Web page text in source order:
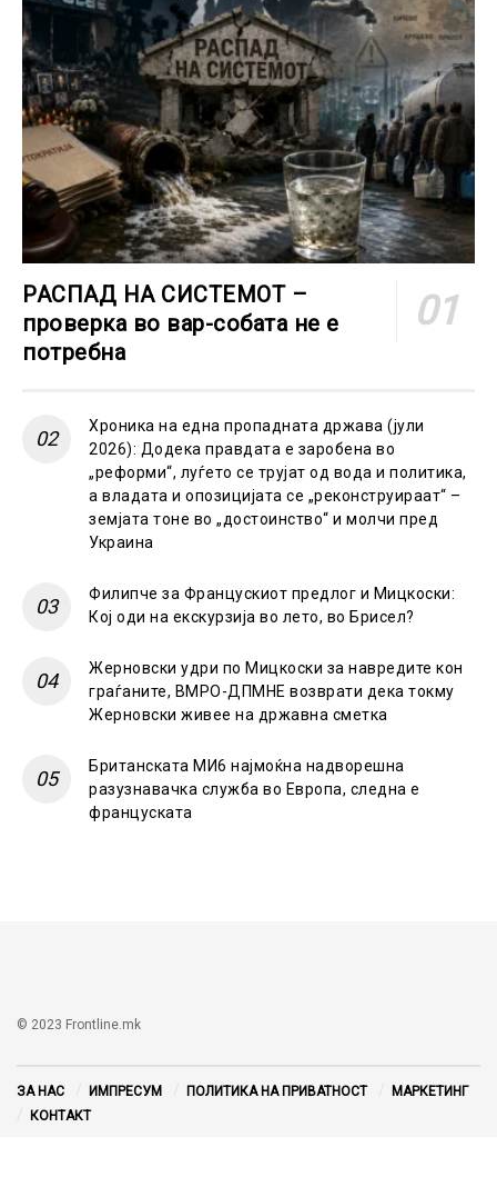
РАСПАД НА СИСТЕМОТ –
проверка во вар-собата не е
потребна
Хроника на една пропадната држава (јули
2026): Додека правдата е заробена во
„реформи“, луѓето се трујат од вода и политика,
а владата и опозицијата се „реконструираат“ –
земјата тоне во „достоинство“ и молчи пред
Украина
Филипче за Францускиот предлог и Мицкоски:
Кој оди на екскурзија во лето, во Брисел?
Жерновски удри по Мицкоски за навредите кон
граѓаните, ВМРО-ДПМНЕ возврати дека токму
Жерновски живее на државна сметка
Британската МИ6 најмоќна надворешна
разузнавачка служба во Европа, следна е
француската
© 2023 Frontline.mk
ЗА НАС ИМПРЕСУМ ПОЛИТИКА НА ПРИВАТНОСТ
МАРКЕТИНГ
КОНТАКТ